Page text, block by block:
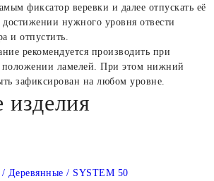
фиксатор веревки и далее отпускать её
нужного уровня отвести
и отпустить.
рекомендуется производить при
положении ламелей. При этом нижний
зафиксирован на любом уровне.
/ Деревянные / SYSTEM 50